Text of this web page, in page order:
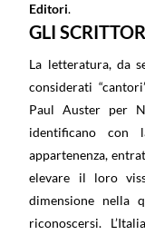
Editori.
GLI
La letteratura, da
considerati
Paul Auster per
identificano
appartenenza,
elevare il loro
dimensione nella
riconoscersi.